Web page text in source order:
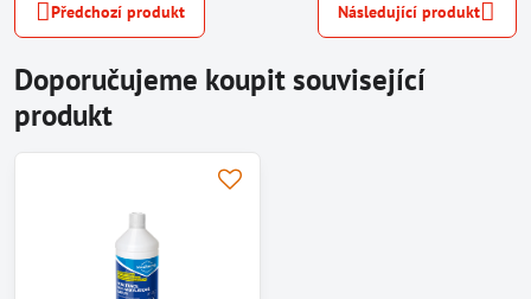
Předchozí produkt Následující produkt
Doporučujeme koupit související
produkt